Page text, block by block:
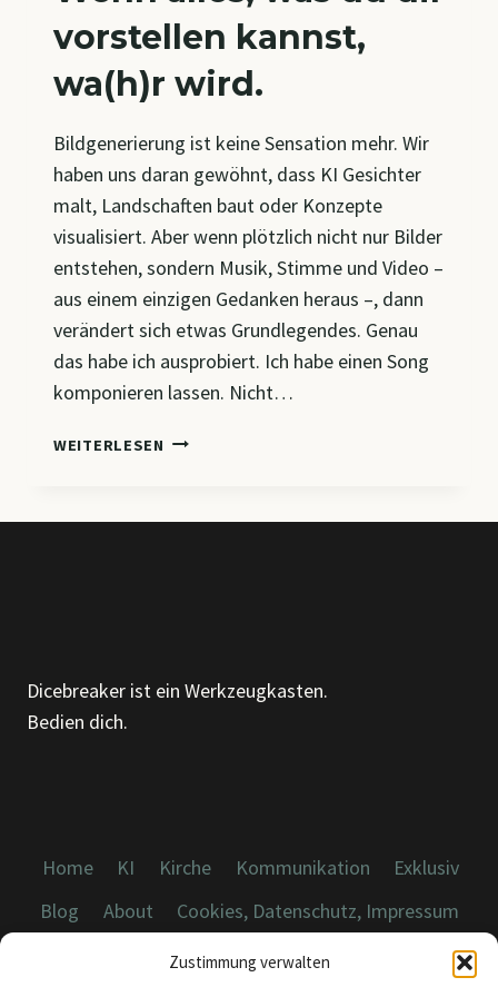
Zustimmung verwalten
vorstellen kannst,
wa(h)r wird.
Bildgenerierung ist keine Sensation mehr. Wir
haben uns daran gewöhnt, dass KI Gesichter
malt, Landschaften baut oder Konzepte
visualisiert. Aber wenn plötzlich nicht nur Bilder
entstehen, sondern Musik, Stimme und Video –
aus einem einzigen Gedanken heraus –, dann
verändert sich etwas Grundlegendes. Genau
das habe ich ausprobiert. Ich habe einen Song
komponieren lassen. Nicht…
WEITERLESEN WENN
Dicebreaker ist ein Werkzeugkasten.
Bedien dich.
Home KI Kirche Kommunikation
Exklusiv
Blog
About Cookies, Datenschutz, Impressum